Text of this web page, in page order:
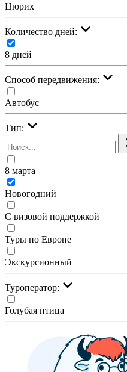
Цюрих
Количество дней:
8 дней
Cпособ передвижения:
Автобус
Тип:
8 марта
Новогодний
С визовой поддержкой
Туры по Европе
Экскурсионный
Туроператор:
Голубая птица